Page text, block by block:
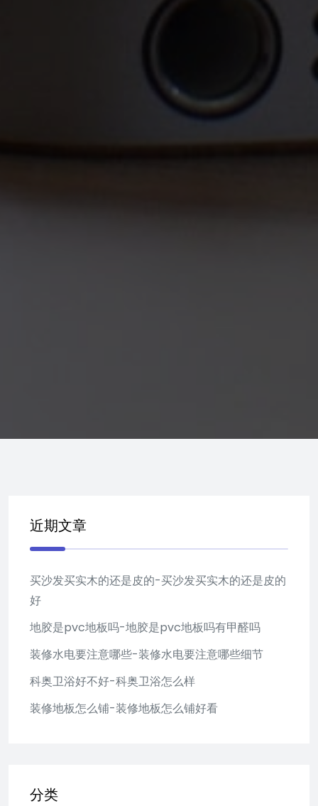
近期文章
买沙发买实木的还是皮的-买沙发买实木的还是皮的
好
地胶是pvc地板吗-地胶是pvc地板吗有甲醛吗
装修水电要注意哪些-装修水电要注意哪些细节
科奥卫浴好不好-科奥卫浴怎么样
装修地板怎么铺-装修地板怎么铺好看
分类